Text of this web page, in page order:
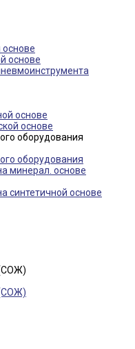
основе
основе
основе
оборудования
оборудования
минерал. основе
синтетичной основе